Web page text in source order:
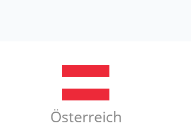
Österreich